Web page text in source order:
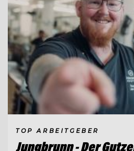
TOP ARBEITGEBER
Jungbrunn - Der